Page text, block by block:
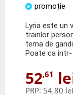
promoție
Lyria este un
trairilor
tema de
Poate ca intr-
52,61
PRP: 54,80 lei